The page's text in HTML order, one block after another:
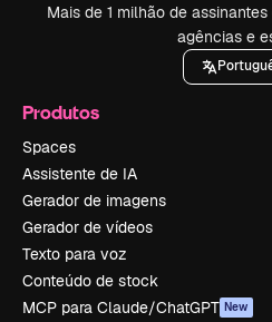
Mais de 1 milhão de
agências e
Produtos
Spaces
Assistente de IA
Gerador de imagens
Gerador de vídeos
Texto para voz
Conteúdo de stock
MCP para Claude/ChatGPT New